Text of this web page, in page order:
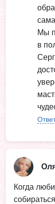
Мы
в
Когда